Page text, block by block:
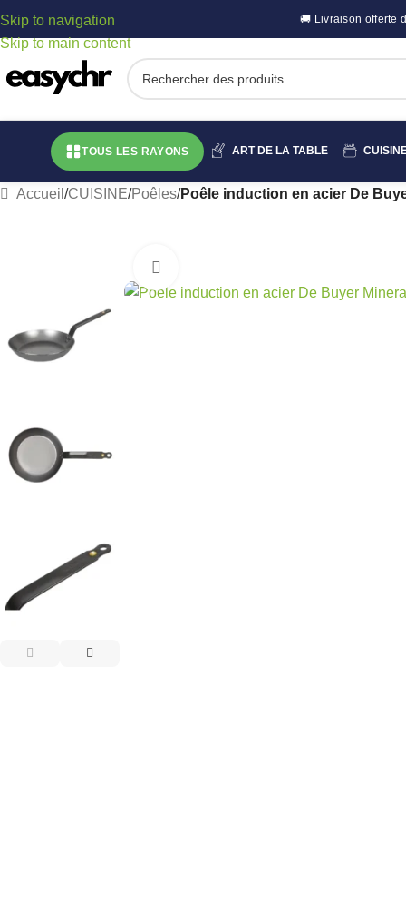
Skip to navigation
Skip to main content
🚚 Livraison offerte
TOUS LES RAYONS ART DE LA TABLE
Accueil /CUISINE/Poêles/Poêle induction en acier De